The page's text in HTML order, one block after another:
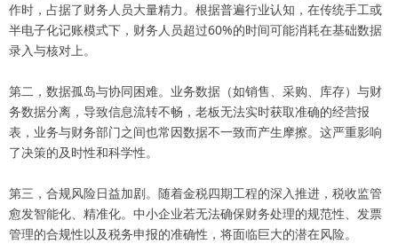
作时，占据了财务人员大量精力。根据普遍行业认知，在传统手工或
半电子化记账模式下，财务人员超过60%的时间可能消耗在基础数据
录入与核对上。
第二，数据孤岛与协同困难。业务数据（如销售、采购、库存）与财
务数据分离，导致信息流转不畅，老板无法实时获取准确的经营报
表，业务与财务部门之间也常因数据不一致而产生摩擦。这严重影响
了决策的及时性和科学性。
第三，合规风险日益加剧。随着金税四期工程的深入推进，税收监管
愈发智能化、精准化。中小企业若无法确保财务处理的规范性、发票
管理的合规性以及税务申报的准确性，将面临巨大的潜在风险。